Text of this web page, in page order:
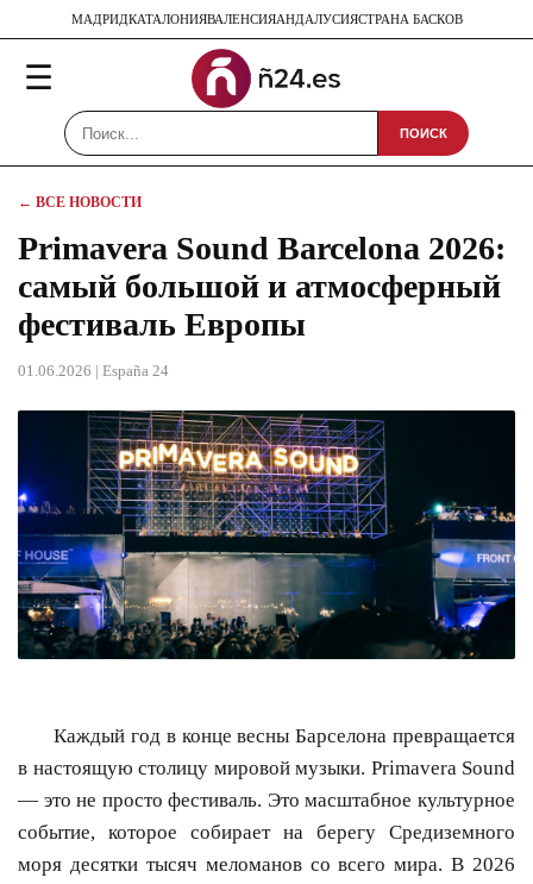
МАДРИДКАТАЛОНИЯВАЛЕНСИЯАНДАЛУСИЯСТРАНА БАСКОВ
☰
ПОИСК
← ВСЕ НОВОСТИ
Primavera Sound Barcelona 2026:
самый большой и атмосферный
фестиваль Европы
01.06.2026 | España 24
Каждый год в конце весны Барселона превращается
в настоящую столицу мировой музыки. Primavera Sound
— это не просто фестиваль. Это масштабное культурное
событие, которое собирает на берегу Средиземного
моря десятки тысяч меломанов со всего мира. В 2026